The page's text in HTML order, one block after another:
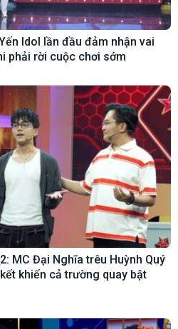
Idol lần đầu đảm nhận vai
phải rời cuộc chơi sớm
MC Đại Nghĩa trêu Huỳnh Quý
khiến cả trường quay bật